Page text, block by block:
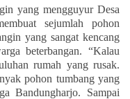
yang mengguyur Desa
sejumlah pohon
yang sangat kencang
beterbangan. “Kalau
rumah yang rusak.
pohon tumbang yang
Bandungharjo. Sampai